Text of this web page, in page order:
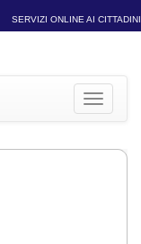
SERVIZI ONLINE AI CITTADINI
Toggle